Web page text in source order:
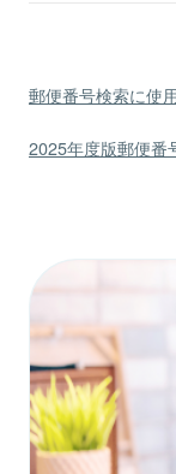
郵便番号検索に使
2025年度版郵便番